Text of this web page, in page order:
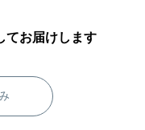
てお届けします